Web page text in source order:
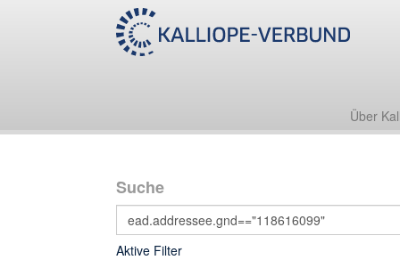
Über
Suche
Aktive Filter